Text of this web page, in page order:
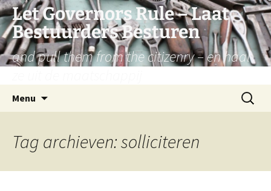
Let Governors Rule – Laat
Bestuurders Besturen
and pull them from the citizenry – en haal
Menu
inhoud
Zoeken
naar:
Tag archieven: solliciteren